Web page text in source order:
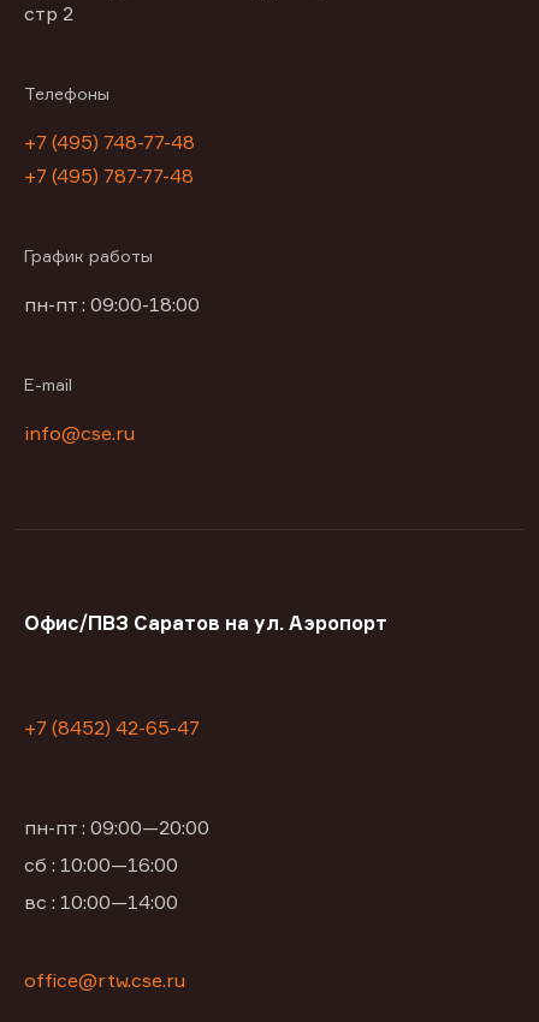
стр 2
Телефоны
+7 (495) 748-77-48
+7 (495) 787-77-48
График работы
пн-пт : 09:00-18:00
E-mail
info@cse.ru
Офис/ПВЗ Саратов на ул. Аэропорт
+7 (8452) 42-65-47
пн-пт : 09:00—20:00
сб : 10:00—16:00
вс : 10:00—14:00
office@rtw.cse.ru